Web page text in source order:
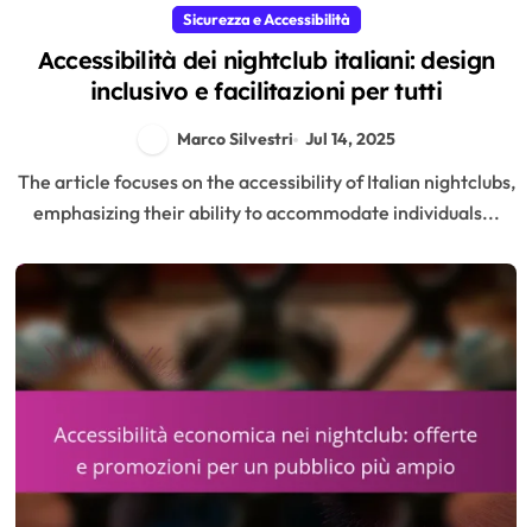
Sicurezza e Accessibilità
Accessibilità dei nightclub italiani: design
inclusivo e facilitazioni per tutti
Marco Silvestri Jul 14, 2025
The article focuses on the accessibility of Italian nightclubs,
emphasizing their ability to accommodate individuals...